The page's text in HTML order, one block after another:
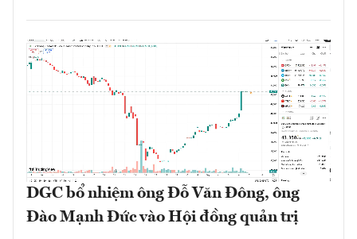
DGC bổ nhiệm ông Đỗ Văn Đông, ông
Đào Mạnh Đức vào Hội đồng quản trị